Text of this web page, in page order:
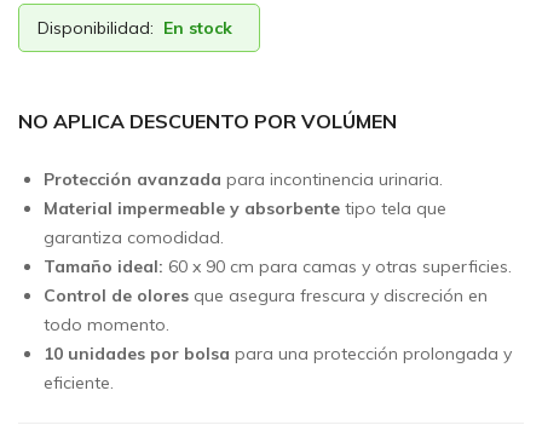
Disponibilidad: En stock
NO APLICA DESCUENTO POR VOLÚMEN
Protección avanzada para incontinencia urinaria.
Material impermeable y absorbente tipo tela que
garantiza comodidad.
Tamaño ideal: 60 x 90 cm para camas y otras superficies.
Control de olores que asegura frescura y discreción en
todo momento.
10 unidades por bolsa para una protección prolongada y
eficiente.